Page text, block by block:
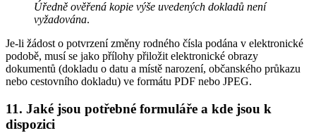
Úředně ověřená kopie výše uvedených dokladů není
vyžadována.
Je-li žádost o potvrzení změny rodného čísla podána v elektronické
podobě, musí se jako přílohy přiložit elektronické obrazy
dokumentů (dokladu o datu a místě narození, občanského průkazu
nebo cestovního dokladu) ve formátu PDF nebo JPEG.
11. Jaké jsou potřebné formuláře a kde jsou k
dispozici